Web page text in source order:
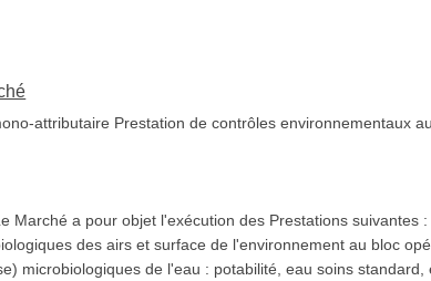
attributaire Prestation de contrôles environnementaux
Marché a pour objet l'exécution des Prestations suivantes : &#10146; Les
des airs et surface de l'environnement au bloc opératoire
microbiologiques de l'eau : potabilité, eau soins